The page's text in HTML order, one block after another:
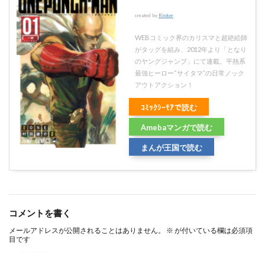
created by Rinker
WEBコミック界のカリスマと超絶絵師
がタッグを組み、2012年より「となり
のヤングジャンプ」にて連載。平熱系
最強ヒーロー“サイタマ”の日常ノック
アウトアクション！
ｺﾐｯｸｼｰﾓｱで読む
Amebaマンガで読む
まんが王国で読む
コメントを書く
メールアドレスが公開されることはありません。 ※ が付いている欄は必須項
目です